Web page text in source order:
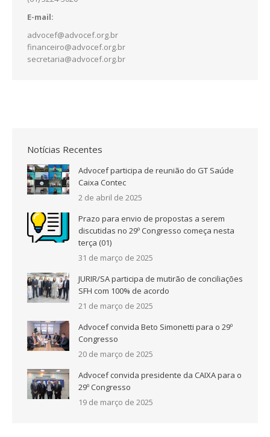
E-mail:
advocef@advocef.org.br
financeiro@advocef.org.br
secretaria@advocef.org.br
Notícias Recentes
Advocef participa de reunião do GT Saúde
Caixa Contec
2 de abril de 2025
Prazo para envio de propostas a serem
discutidas no 29º Congresso começa nesta
terça (01)
31 de março de 2025
JURIR/SA participa de mutirão de conciliações
SFH com 100% de acordo
21 de março de 2025
Advocef convida Beto Simonetti para o 29º
Congresso
20 de março de 2025
Advocef convida presidente da CAIXA para o
29º Congresso
19 de março de 2025